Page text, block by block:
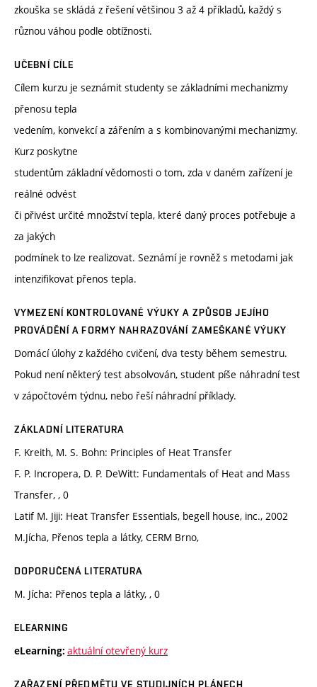
zkouška se skládá z řešení většinou 3 až 4 příkladů, každý s
různou váhou podle obtížnosti.
UČEBNÍ CÍLE
Cílem kurzu je seznámit studenty se základními mechanizmy
přenosu tepla
vedením, konvekcí a zářením a s kombinovanými mechanizmy.
Kurz poskytne
studentům základní vědomosti o tom, zda v daném zařízení je
reálné odvést
či přivést určité množství tepla, které daný proces potřebuje a
za jakých
podmínek to lze realizovat. Seznámí je rovněž s metodami jak
intenzifikovat přenos tepla.
VYMEZENÍ KONTROLOVANÉ VÝUKY A ZPŮSOB JEJÍHO
PROVÁDĚNÍ A FORMY NAHRAZOVÁNÍ ZAMEŠKANÉ VÝUKY
Domácí úlohy z každého cvičení, dva testy během semestru.
Pokud není některý test absolvován, student píše náhradní test
v zápočtovém týdnu, nebo řeší náhradní příklady.
ZÁKLADNÍ LITERATURA
F. Kreith, M. S. Bohn: Principles of Heat Transfer
F. P. Incropera, D. P. DeWitt: Fundamentals of Heat and Mass
Transfer, , 0
Latif M. Jiji: Heat Transfer Essentials, begell house, inc., 2002
M.Jícha, Přenos tepla a látky, CERM Brno,
DOPORUČENÁ LITERATURA
M. Jícha: Přenos tepla a látky, , 0
ELEARNING
eLearning: aktuální otevřený kurz
ZAŘAZENÍ PŘEDMĚTU VE STUDIJNÍCH PLÁNECH